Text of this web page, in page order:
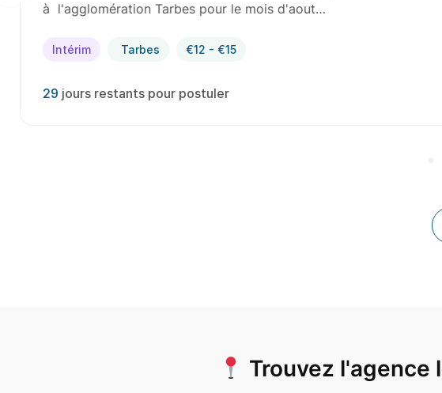
à l'agglomération Tarbes pour le mois d'aout…
Intérim Tarbes €12 - €15
29jours restants pour postuler
Trouvez l'agence